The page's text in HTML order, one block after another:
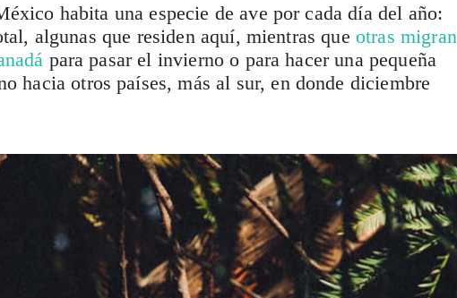
habita una especie de ave por cada día del año:
algunas que residen aquí, mientras que otras migran
para pasar el invierno o para hacer una pequeña
hacia otros países, más al sur, en donde diciembre